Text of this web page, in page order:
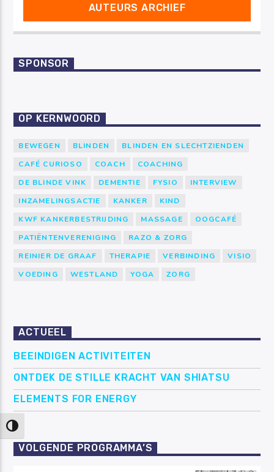
Keuze voor hoog contrast
AUTEURS ARCHIEF
SPONSOR
OP KERNWOORD
BEWEGEN BLINDEN
BLINDEN EN SLECHTZIENDEN
CAFÉ CURIOSO
COACH
COACHING
DE BLINDE VINK
DEMENTIE FYSIO
INTERVIEW
INZAMELINGSACTIE
KANKER
KIND
KWF KANKERBESTRIJDING
MASSAGE
OOGCAFÉ
PATIËNTENVERENIGING
RAZO & ZORG
REINIER DE GRAAF
THERAPIE VERBINDING
VISIO
VOEDING
WESTLAND YOGA ZORG
ACTUEEL
BEEINDIGEN ACTIVITEITEN
ONTDEK DE STILLE KRACHT VAN SHIATSU
ELEMENTS FOR ENERGY
VOLGENDE PROGRAMMA’S